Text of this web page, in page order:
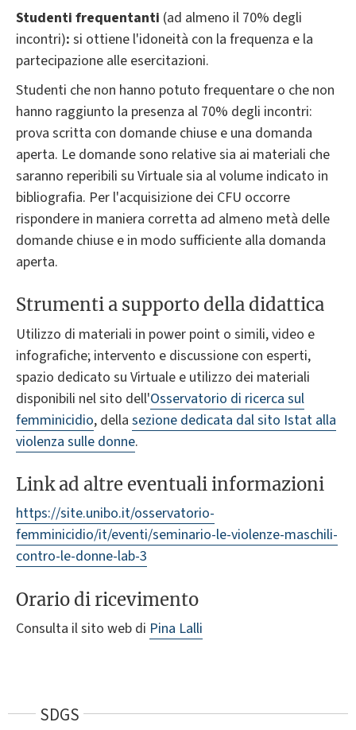
Studenti frequentanti (ad almeno il 70% degli
incontri): si ottiene l'idoneità con la frequenza e la
partecipazione alle esercitazioni.
Studenti che non hanno potuto frequentare o che non
hanno raggiunto la presenza al 70% degli incontri:
prova scritta con domande chiuse e una domanda
aperta. Le domande sono relative sia ai materiali che
saranno reperibili su Virtuale sia al volume indicato in
bibliografia. Per l'acquisizione dei CFU occorre
rispondere in maniera corretta ad almeno metà delle
domande chiuse e in modo sufficiente alla domanda
aperta.
Strumenti a supporto della didattica
Utilizzo di materiali in power point o simili, video e
infografiche; intervento e discussione con esperti,
spazio dedicato su Virtuale e utilizzo dei materiali
disponibili nel sito dell'Osservatorio di ricerca sul
femminicidio, della sezione dedicata dal sito Istat alla
violenza sulle donne.
Link ad altre eventuali informazioni
https://site.unibo.it/osservatorio-
femminicidio/it/eventi/seminario-le-violenze-maschili-
contro-le-donne-lab-3
Orario di ricevimento
Consulta il sito web di Pina Lalli
SDGS